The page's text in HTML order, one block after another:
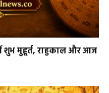
शुभ मुहूर्त, राहुकाल और आज